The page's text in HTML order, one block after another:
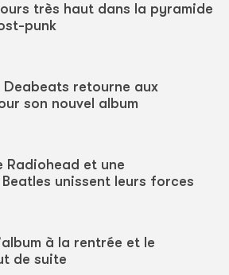
très haut dans la pyramide
punk
Deabeats retourne aux
son nouvel album
Radiohead et une
unissent leurs forces
à la rentrée et le
de suite